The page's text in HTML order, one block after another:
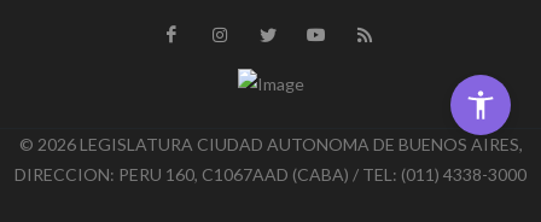
© 2026 LEGISLATURA CIUDAD AUTONOMA DE BUENOS AIRES,
DIRECCION: PERU 160, C1067AAD (CABA) / TEL: (011) 4338-3000